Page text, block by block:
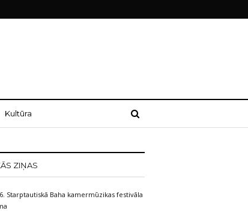
Kultūra
ZIŅAS
Starptautiskā Baha kamermūzikas festivāla